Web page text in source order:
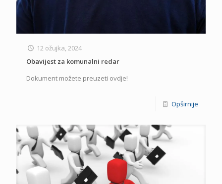
12 ožujka, 2024
Obavijest za komunalni redar
Dokument možete preuzeti ovdje!
Opširnije